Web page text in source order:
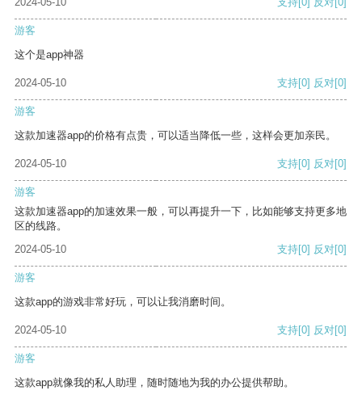
游客
这个是app神器
2024-05-10 支持[0] 反对[0]
游客
这款加速器app的价格有点贵，可以适当降低一些，这样会更加亲民。
2024-05-10 支持[0] 反对[0]
游客
这款加速器app的加速效果一般，可以再提升一下，比如能够支持更多地
区的线路。
2024-05-10
支持[0] 反对[0]
游客
这款app的游戏非常好玩，可以让我消磨时间。
2024-05-10 支持[0] 反对[0]
游客
这款app就像我的私人助理，随时随地为我的办公提供帮助。